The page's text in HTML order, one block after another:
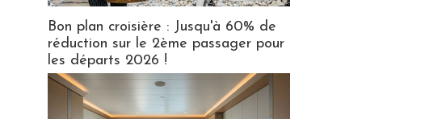
Bon plan croisière : Jusqu'à 60% de
réduction sur le 2ème passager pour
les départs 2026 !